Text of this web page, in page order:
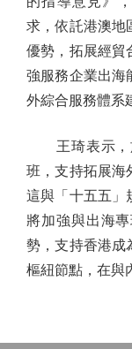
求，依託港澳地
優勢，拓展經貿
強服務企業出海
外綜合服務體系
王琦表示，
班，支持拓展海
這與「十五五」
將加強與出海
勢，支持香港成
樞紐節點，在與